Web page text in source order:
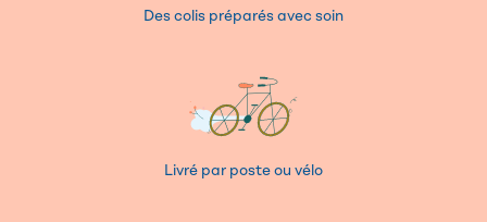
Des colis préparés avec soin
Livré par poste ou vélo